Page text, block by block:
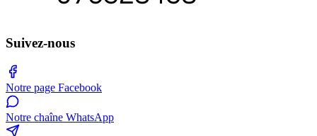
Suivez-nous
Notre page Facebook
Notre chaîne WhatsApp